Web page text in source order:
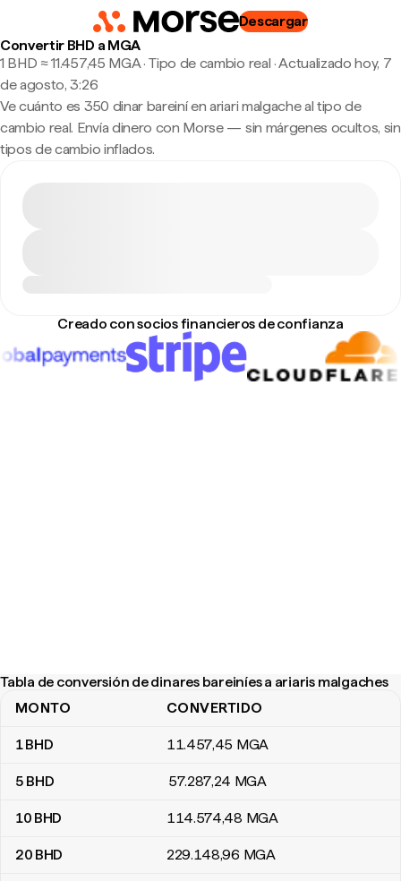
Descargar
Convertir BHD a MGA
1 BHD ≈ 11.457,45 MGA · Tipo de cambio real ·Actualizado hoy, 7
de agosto, 3:26
Ve cuánto es 350 dinar bareiní en ariari malgache al tipo de
cambio real. Envía dinero con Morse — sin márgenes ocultos, sin
tipos de cambio inflados.
Creado con socios financieros de confianza
Tabla de conversión de dinares bareiníes a ariaris malgaches
Tabla de conversión de dinares bareiníes a ariaris malgaches
MONTO CONVERTIDO
1BHD 11.457,45 MGA
5 BHD 57.287,24 MGA
10 BHD 114.574,48 MGA
20 BHD 229.148,96 MGA